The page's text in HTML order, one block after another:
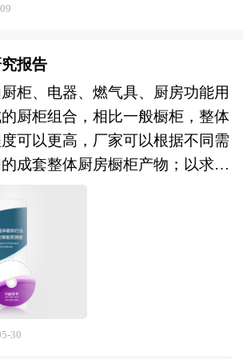
多得的精品资料。 本研究咨询
询公司领衔撰写，在大量周密的
主要依据了国家统计局、国家商
、国务院发展研究中心、中国米
普华产业研究院、全国及海外多
家 “十三五”经济和社会运行和成
链上下游行业发展状况、行业供
进行了深入研究，并重点分析了
状况和特点，以及“十四五”中国
挑战、行业的区域发展状况与竞
“十四五”全球及中国米酒行业发
桶油探索也探索“加油站+咖
询公司领衔撰写，在大量周密的
主要依据了国家统计局、国家商
、国家经济信息中心、国务院发
商业信息中心、中国经济景气监
研究网、全国及海外多种相关报
等公布和提供的大量资料，对国
市场发展状况、关联行业发展状
、优势企业发展状况、消费现状
了深入的分析，在总结中国咖啡
础上，结合新时期的各方面因
业的发展趋势给予了细致和审慎
告是咖啡行业生产、经营、科研
域几乎全被南方企业的品牌所占
式产业带的分别有：四川、重庆
等的炸卤类豆腐干，湖南企业生
的豆干。 近几年来，我国豆腐
好，但未来要争取更大更广的市
的技术和产品。我国豆腐干产品
”还有一些距离。一些豆腐吃外形
吃起来的味道却差强人意。由于
序中还未达到机械化生产，采用
得每个单个成品的大小、外形和
消费者对质量产生质疑，从而影
休闲豆腐干行业更快发展，需要
一，改变企业的保守观念，走出
报告
柜、电器、燃气具、厨房功能用
厨柜组合，相比一般橱柜，整体
可以更高，厂家可以根据不同需
成套整体厨房橱柜产物；以求实
操作程序的整体协调，并营造出
及浓厚的生活气息。 整体橱柜
整体橱柜行业数据分析以权威的
础，采用宏观和微观相结合的分
的统计分析方法，在描述行业概
橱柜行业进行细化分析，重点企
主要运用图表及表格方式，直观
30